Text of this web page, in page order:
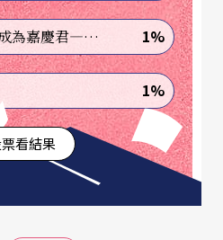
住現代肢體，「然後我忽
。」
明的輪廓、介於英氣與秀
鑑，談起話，斯文儒雅
真與不羈。他穿顏色鮮艷
聽流行天王麥可．傑克森
《轉生到異世界成為嘉慶君—發現我的祖先是詐騙集團!?》 1%
1%
看結果